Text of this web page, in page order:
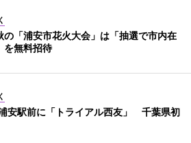
「浦安市花火大会」は「抽選で市内在
を無料招待
安駅前に「トライアル西友」 千葉県初